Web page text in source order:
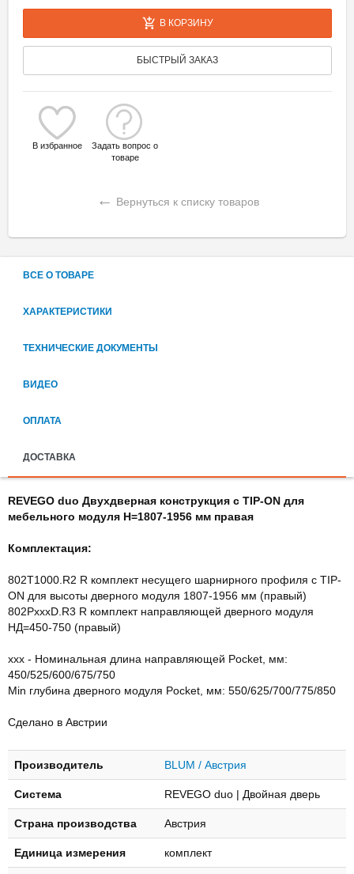
В КОРЗИНУ
БЫСТРЫЙ ЗАКАЗ
В избранное
Задать вопрос о
товаре
← Вернуться к списку товаров
ВСЕ О ТОВАРЕ
ХАРАКТЕРИСТИКИ
ТЕХНИЧЕСКИЕ ДОКУМЕНТЫ
ВИДЕО
ОПЛАТА
ДОСТАВКА
REVEGO duo Двухдверная конструкция с TIP-ON для
мебельного модуля H=1807-1956 мм правая
Комплектация:
802T1000.R2 R комплект несущего шарнирного профиля с TIP-
ON для высоты дверного модуля 1807-1956 мм (правый)
802PxxxD.R3 R комплект направляющей дверного модуля
НД=450-750 (правый)
xxx - Номинальная длина направляющей Pocket, мм:
450/525/600/675/750
Min глубина дверного модуля Pocket, мм: 550/625/700/775/850
Сделано в Австрии
Производитель BLUM / Австрия
Система REVEGO duo | Двойная дверь
Страна производства Австрия
Единица измерения комплект